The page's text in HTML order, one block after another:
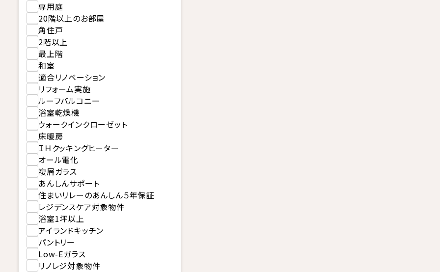
専用庭
20階以上のお部屋
角住戸
2階以上
最上階
和室
適合リノベーション
リフォーム実施
ルーフバルコニー
浴室乾燥機
ウォークインクローゼット
床暖房
ＩＨクッキングヒーター
オール電化
複層ガラス
あんしんサポート
住まいリレーのあんしん５年保証
レジデンスケア対象物件
浴室1坪以上
アイランドキッチン
パントリー
Low-Eガラス
リノレジ対象物件